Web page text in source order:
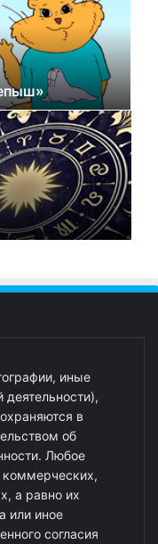
иные
деятельности),
в
об
Любое
коммерческих,
а равно их
или иное
согласия